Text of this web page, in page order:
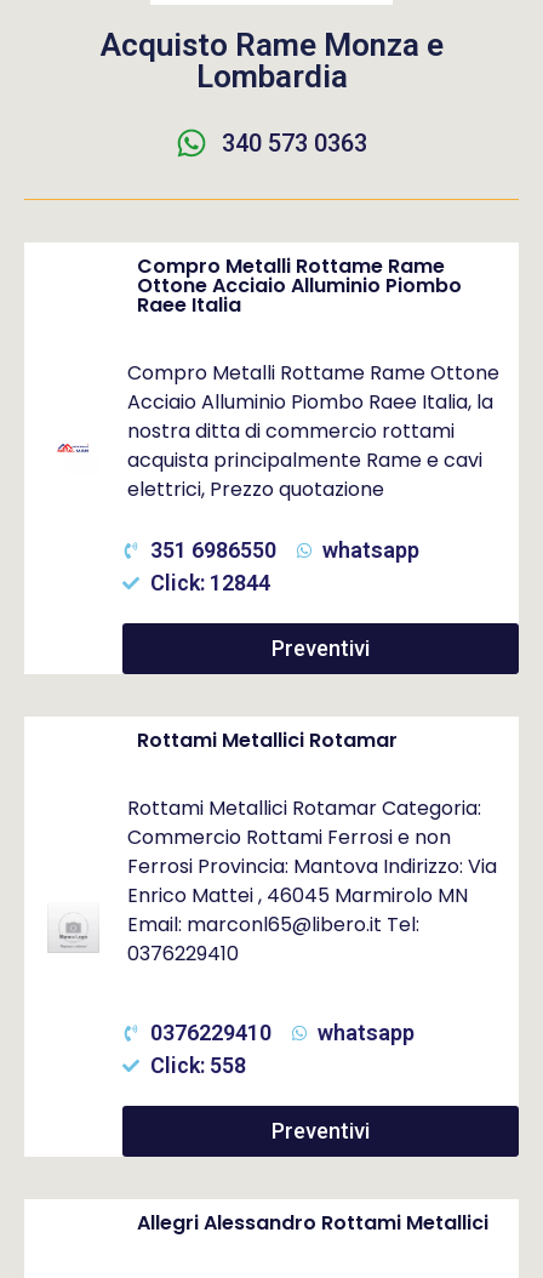
Acquisto Rame Monza e
Lombardia
340 573 0363
Compro Metalli Rottame Rame
Ottone Acciaio Alluminio Piombo
Raee Italia
Compro Metalli Rottame Rame Ottone
Acciaio Alluminio Piombo Raee Italia, la
nostra ditta di commercio rottami
acquista principalmente Rame e cavi
elettrici, Prezzo quotazione
351 6986550
whatsapp
Click: 12844
Preventivi
Rottami Metallici Rotamar
Rottami Metallici Rotamar Categoria:
Commercio Rottami Ferrosi e non
Ferrosi Provincia: Mantova Indirizzo: Via
Enrico Mattei , 46045 Marmirolo MN
Email: marconl65@libero.it Tel:
0376229410
0376229410
whatsapp
Click: 558
Preventivi
Allegri Alessandro Rottami Metallici